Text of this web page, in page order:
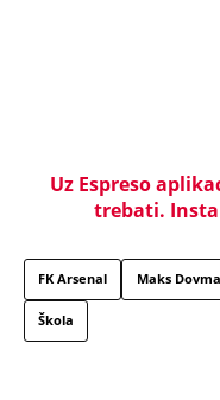
Uz Espreso
trebati.
FK Arsenal Maks
Škola